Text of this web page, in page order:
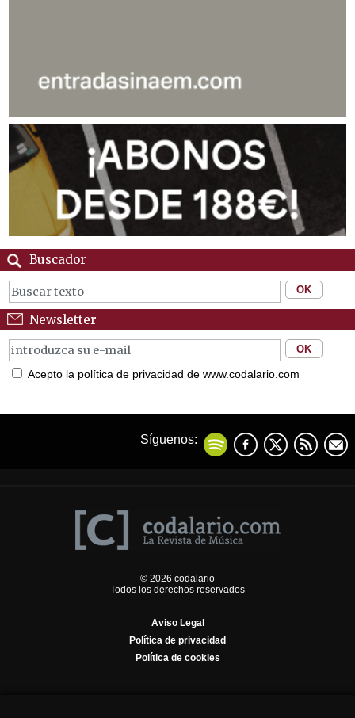
Buscador
Newsletter
Acepto la política de privacidad de www.codalario.com
Síguenos:
© 2026 codalario
Todos los derechos reservados
Aviso Legal
Política de privacidad
Política de cookies